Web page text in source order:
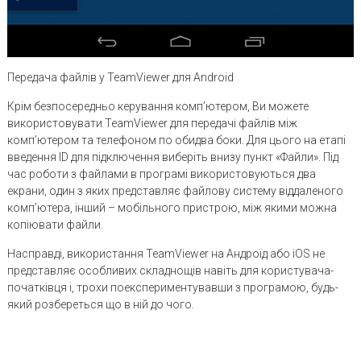
Передача файлів у TeamViewer для Android
Крім безпосередньо керування комп’ютером, Ви можете
використовувати TeamViewer для передачі файлів між
комп’ютером та телефоном по обидва боки. Для цього на етапі
введення ID для підключення виберіть внизу пункт «Файли». Під
час роботи з файлами в програмі використовуються два
екрани, один з яких представляє файлову систему віддаленого
комп’ютера, інший – мобільного пристрою, між якими можна
копіювати файли.
Насправді, використання TeamViewer на Андроїд або iOS не
представляє особливих складнощів навіть для користувача-
початківця і, трохи поекспериментувавши з програмою, будь-
який розбереться що в ній до чого.